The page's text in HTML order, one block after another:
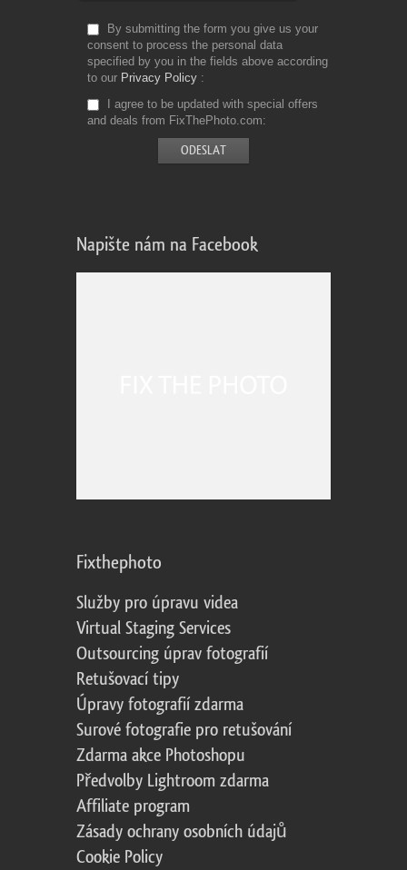
By submitting the form you give us your
consent to process the personal data
specified by you in the fields above according
to our Privacy Policy
I agree to be updated with special offers
and deals from FixThePhoto.com
Napište nám na Facebook
Fixthephoto
Služby pro úpravu videa
Virtual Staging Services
Outsourcing úprav fotografií
Retušovací tipy
Úpravy fotografií zdarma
Surové fotografie pro retušování
Zdarma akce Photoshopu
Předvolby Lightroom zdarma
Affiliate program
Zásady ochrany osobních údajů
Cookie Policy